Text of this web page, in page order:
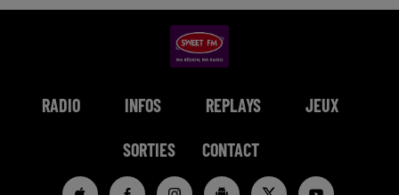
RADIO INFOS REPLAYS JEUX
SORTIES CONTACT